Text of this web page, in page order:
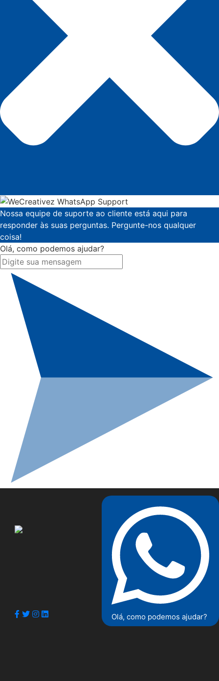
Nossa equipe de suporte ao cliente está aqui para
responder às suas perguntas. Pergunte-nos qualquer
coisa!
Olá, como podemos ajudar?
Olá, como podemos ajudar?